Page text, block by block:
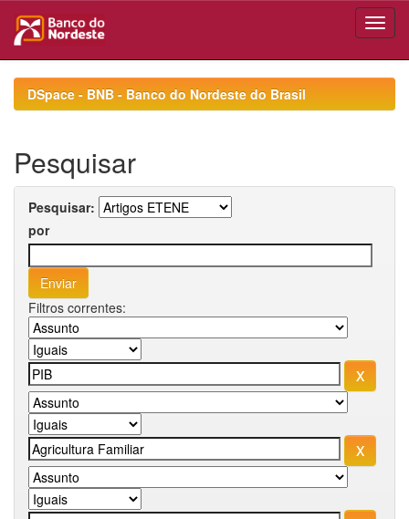
navigationDSpace - BNB - Banco do Nordeste do Brasil
Pesquisar
Pesquisar:
por
Filtros correntes: